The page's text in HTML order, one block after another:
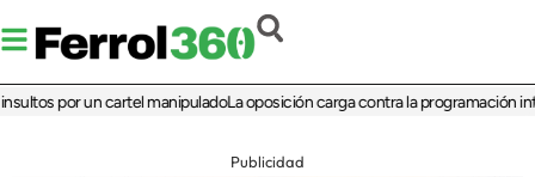
por un cartel manipuladoLa oposición carga contra la programación
Publicidad